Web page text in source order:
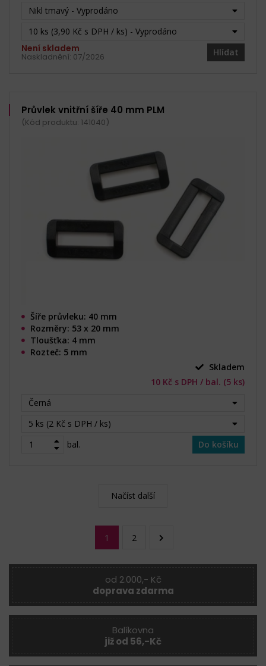
Nikl tmavý - Vyprodáno
10 ks (3,90 Kč s DPH / ks) - Vyprodáno
Není skladem
Naskladnění: 07/2026 Hlídat
Průvlek vnitřní šíře 40 mm PLM
(Kód produktu: 141040)
Šíře průvleku: 40 mm
Rozměry: 53 x 20 mm
Tloušťka: 4 mm
Rozteč: 5 mm
Skladem
10 Kč s DPH / bal. (5 ks)
Černá
5 ks (2 Kč s DPH / ks)
bal.
Do košíku
Načíst další
1 2
od 2.000,- Kč
doprava zdarma
Balíkovna
již od 56,-Kč